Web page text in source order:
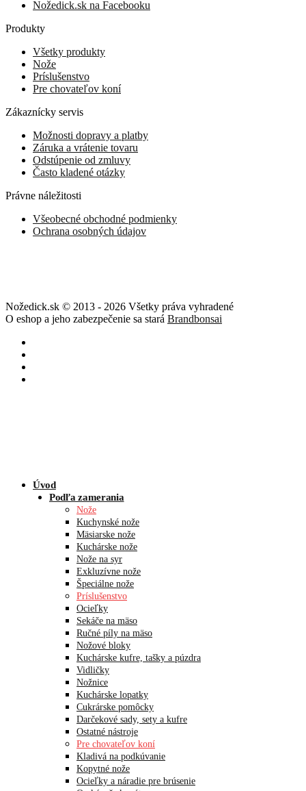
Nožedick.sk na Facebooku
Produkty
Všetky produkty
Nože
Príslušenstvo
Pre chovateľov koní
Zákaznícky servis
Možnosti dopravy a platby
Záruka a vrátenie tovaru
Odstúpenie od zmluvy
Často kladené otázky
Právne náležitosti
Všeobecné obchodné podmienky
Ochrana osobných údajov
Nožedick.sk © 2013 - 2026 Všetky práva vyhradené
O eshop a jeho zabezpečenie sa stará Brandbonsai
Úvod
Podľa zamerania
Nože
Kuchynské nože
Mäsiarske nože
Kuchárske nože
Nože na syr
Exkluzívne nože
Špeciálne nože
Príslušenstvo
Ocieľky
Sekáče na mäso
Ručné píly na mäso
Nožové bloky
Kuchárske kufre, tašky a púzdra
Vidličky
Nožnice
Kuchárske lopatky
Cukrárske pomôcky
Darčekové sady, sety a kufre
Ostatné nástroje
Pre chovateľov koní
Kladivá na podkúvanie
Kopytné nože
Ocieľky a náradie pre brúsenie